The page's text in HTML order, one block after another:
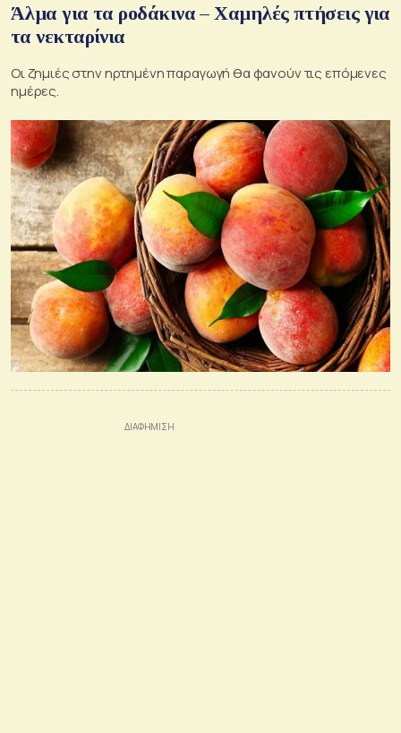
Άλμα για τα ροδάκινα – Χαμηλές πτήσεις για
τα νεκταρίνια
Οι ζημιές στην ηρτημένη παραγωγή θα φανούν τις επόμενες
ημέρες.